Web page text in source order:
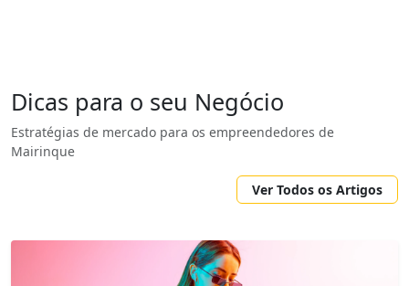
Dicas para o seu Negócio
Estratégias de mercado para os empreendedores de
Mairinque
Ver Todos os Artigos